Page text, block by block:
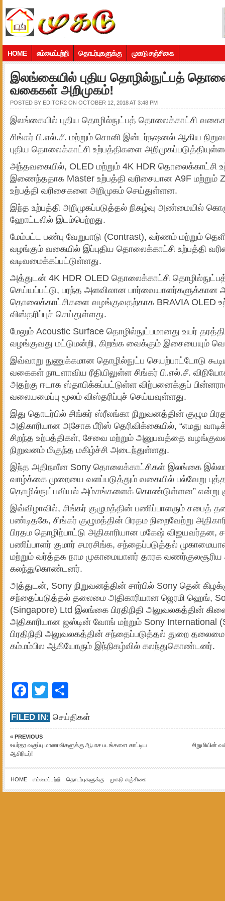
HOME எம்மைப்பற்றி தொடர்புகளுக்கு முகடு சஞ்சிகை
இலங்கையில் புதிய தொழில்நுட்பத்
வகைகள் அறிமுகம்!
POSTED BY EDITOR2 ON OCTOBER 12, 2018 AT 3:48 PM
இலங்கையில் புதிய தொழில்நுட்பத் தொலைக்காட்சி
சிங்கர் பி.எல்.சீ. மற்றும் சொனி இன்டர்நஷனல் ஆகிய
புதிய தொலைக்காட்சி உற்பத்திகளை
அந்தவகையில், OLED மற்றும் 4K HDR தொலைக்காட்சி
இணைந்ததாக Master உற்பத்தி வரிசையான A9F மற்றும்
உற்பத்தி வரிசைகளை அறிமுகம் செய்துள்ளன.
இந்த உற்பத்தி அறிமுகப்படுத்தல் நிகழ்வு அண்மையில்
ஹோட்டலில் இடம்பெற்றது.
மேம்பட்ட பண்பு வேறுபாடு (Contrast), வர்ணம் மற்றும்
வழங்கும் வகையில் இப்புதிய தொலைக்காட்சி உற்பத்தி
வடிவமைக்கப்பட்டுள்ளது.
அத்துடன் 4K HDR OLED தொலைக்காட்சி
செய்யப்பட்டு, பரந்த அளவிலான பார்வையாளர்களுக்கான
தொலைக்காட்சிகளை வழங்குவதற்காக BRAVIA OLED
விஸ்தரிப்புச் செய்துள்ளது.
மேலும் Acoustic Surface தொழில்நுட்பமானது உயர்
வழங்குவது மட்டுமன்றி, கிறங்க வைக்கும் இசையையும்
இவ்வாறு நுணுக்கமான தொழில்நுட்ப செயற்பாட்டோடு
வகைகள் நாடளாவிய ரீதியிலுள்ள சிங்கர் பி.எல்.சீ.
அதற்கு ஈடாக ஸ்தாபிக்கப்பட்டுள்ள விற்பனைக்குப்
வலையமைப்பு மூலம் விஸ்தரிப்புச் செய்யவுள்ளது.
இது தொடர்பில் சிங்கர் ஸ்ரீலங்கா நிறுவனத்தின் குழும
அதிகாரியான அசோக பீரிஸ் தெரிவிக்கையில், “எமது
சிறந்த உற்பத்திகள், சேவை மற்றும் அனுபவத்தை
நிறுவனம் மிகுந்த மகிழ்ச்சி அடைந்துள்ளது.
இந்த அதிநவீன Sony தொலைக்காட்சிகள் இலங்கை
வாழ்க்கை முறையை வளப்படுத்தும் வகையில் பல்வேறு
தொழில்நுட்பவியல் அம்சங்களைக் கொண்டுள்ளன” என்று
இவ்விழாவில், சிங்கர் குழுமத்தின் பணிப்பாளரும்
பண்டிதகே, சிங்கர் குழுமத்தின் பிரதம நிறைவேற்று
பிரதம தொழிற்பாட்டு அதிகாரியான மகேஷ் விஜயவர்தன,
பணிப்பாளர் குமார் சமரசிங்க, சந்தைப்படுத்தல்
மற்றும் வர்த்தக நாம முகாமையாளர் தாரக
கலந்துகொண்டனர்.
அத்துடன், Sony நிறுவனத்தின் சார்பில் Sony தென்
சந்தைப்படுத்தல் தலைமை அதிகாரியான ஜெரமி ஹெங்,
(Singapore) Ltd இலங்கை பிரதிநிதி அலுவலகத்தின்
அதிகாரியான ஜஸ்டின் வோங் மற்றும் Sony International
பிரதிநிதி அலுவலகத்தின் சந்தைப்படுத்தல் துறை
கம்மம்பில ஆகியோரும் இந்நிகழ்வில் கலந்துகொண்டனர்.
Facebook
Twitter
FILED IN: செய்திகள்
« PREVIOUS
உயர்தர வகுப்பு மாணவிகளுக்கு ஆபாச படங்களை காட்டிய
ஆசிரியர்!
சிறுமியின்
HOME எம்மைப்பற்றி தொடர்புகளுக்கு முகடு சஞ்சிகை